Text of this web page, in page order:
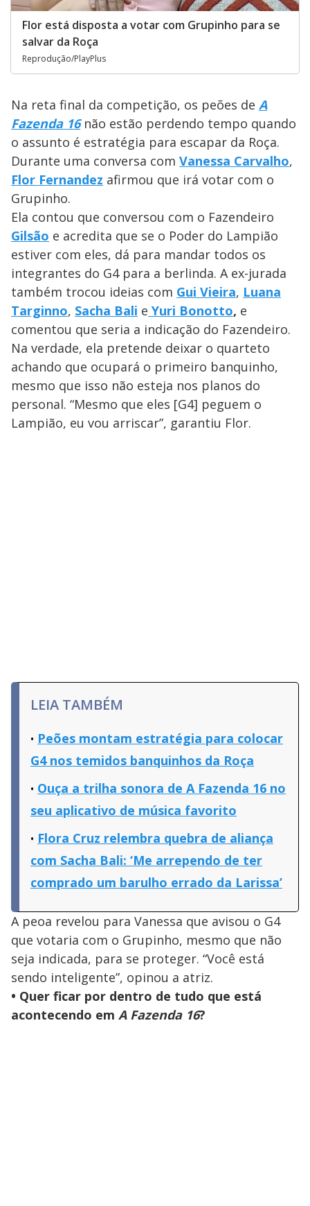
Flor está disposta a votar com Grupinho para se
salvar da Roça
Reprodução/PlayPlus
Na reta final da competição, os peões de A
Fazenda 16não estão perdendo tempo quando
o assunto é estratégia para escapar da Roça.
Durante uma conversa com Vanessa Carvalho,
Flor Fernandez afirmou que irá votar com o
Grupinho.
Ela contou que conversou com o Fazendeiro
Gilsão e acredita que se o Poder do Lampião
estiver com eles, dá para mandar todos os
integrantes do G4 para a berlinda. A ex-jurada
também trocou ideias com Gui Vieira, Luana
Targinno, Sacha Bali e Yuri Bonotto, e
comentou que seria a indicação do Fazendeiro.
Na verdade, ela pretende deixar o quarteto
achando que ocupará o primeiro banquinho,
mesmo que isso não esteja nos planos do
personal. “Mesmo que eles [G4] peguem o
Lampião, eu vou arriscar”, garantiu Flor.
LEIA TAMBÉM
Peões montam estratégia para colocar
G4 nos temidos banquinhos da Roça
Ouça a trilha sonora de A Fazenda 16 no
seu aplicativo de música favorito
Flora Cruz relembra quebra de aliança
com Sacha Bali: ‘Me arrependo de ter
comprado um barulho errado da Larissa’
A peoa revelou para Vanessa que avisou o G4
que votaria com o Grupinho, mesmo que não
seja indicada, para se proteger. “Você está
sendo inteligente”, opinou a atriz.
• Quer ficar por dentro de tudo que está
acontecendo em A Fazenda 16?